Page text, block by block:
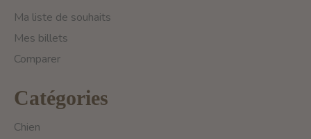
Ma liste de souhaits
Mes billets
Comparer
Catégories
Chien